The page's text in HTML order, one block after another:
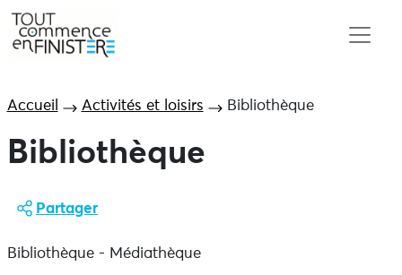
Accueil Activités et loisirs Bibliothèque
Bibliothèque
Partager
Bibliothèque - Médiathèque